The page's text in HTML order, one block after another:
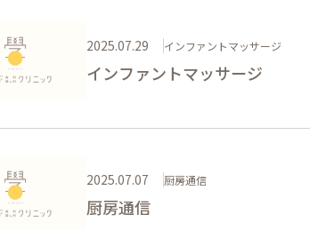
2025.07.29 インファントマッサージ
インファントマッサージ
2025.07.07 厨房通信
厨房通信